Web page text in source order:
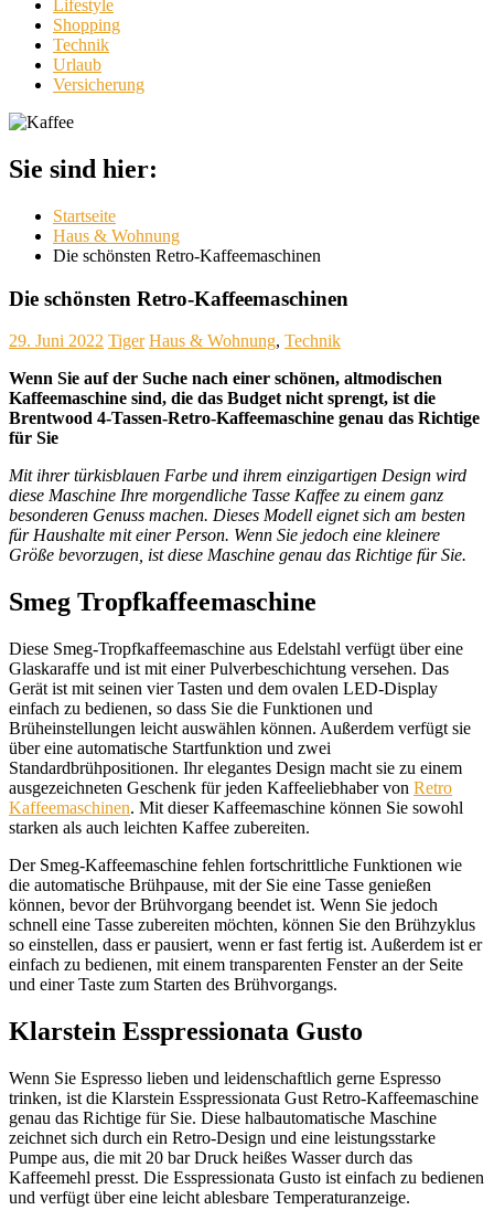
Lifestyle
Shopping
Technik
Urlaub
Versicherung
Sie sind hier:
Startseite
Haus & Wohnung
Die schönsten Retro-Kaffeemaschinen
Die schönsten Retro-Kaffeemaschinen
29. Juni 2022 Tiger Haus & Wohnung, Technik
Wenn Sie auf der Suche nach einer schönen, altmodischen
Kaffeemaschine sind, die das Budget nicht sprengt, ist die
Brentwood 4-Tassen-Retro-Kaffeemaschine genau das Richtige
für Sie
Mit ihrer türkisblauen Farbe und ihrem einzigartigen Design wird
diese Maschine Ihre morgendliche Tasse Kaffee zu einem ganz
besonderen Genuss machen. Dieses Modell eignet sich am besten
für Haushalte mit einer Person. Wenn Sie jedoch eine kleinere
Größe bevorzugen, ist diese Maschine genau das Richtige für Sie.
Smeg Tropfkaffeemaschine
Diese Smeg-Tropfkaffeemaschine aus Edelstahl verfügt über eine
Glaskaraffe und ist mit einer Pulverbeschichtung versehen. Das
Gerät ist mit seinen vier Tasten und dem ovalen LED-Display
einfach zu bedienen, so dass Sie die Funktionen und
Brüheinstellungen leicht auswählen können. Außerdem verfügt sie
über eine automatische Startfunktion und zwei
Standardbrühpositionen. Ihr elegantes Design macht sie zu einem
ausgezeichneten Geschenk für jeden Kaffeeliebhaber von Retro
Kaffeemaschinen. Mit dieser Kaffeemaschine können Sie sowohl
starken als auch leichten Kaffee zubereiten.
Der Smeg-Kaffeemaschine fehlen fortschrittliche Funktionen wie
die automatische Brühpause, mit der Sie eine Tasse genießen
können, bevor der Brühvorgang beendet ist. Wenn Sie jedoch
schnell eine Tasse zubereiten möchten, können Sie den Brühzyklus
so einstellen, dass er pausiert, wenn er fast fertig ist. Außerdem ist er
einfach zu bedienen, mit einem transparenten Fenster an der Seite
und einer Taste zum Starten des Brühvorgangs.
Klarstein Esspressionata Gusto
Wenn Sie Espresso lieben und leidenschaftlich gerne Espresso
trinken, ist die Klarstein Esspressionata Gust Retro-Kaffeemaschine
genau das Richtige für Sie. Diese halbautomatische Maschine
zeichnet sich durch ein Retro-Design und eine leistungsstarke
Pumpe aus, die mit 20 bar Druck heißes Wasser durch das
Kaffeemehl presst. Die Esspressionata Gusto ist einfach zu bedienen
und verfügt über eine leicht ablesbare Temperaturanzeige.